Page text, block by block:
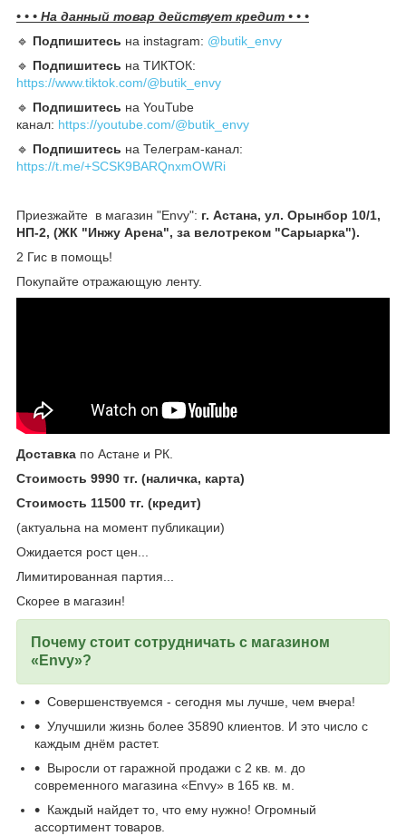
• • • На данный товар действует кредит • • •
🔹️ Подпишитесь на instagram: @butik_envy
🔹️ Подпишитесь на ТИКТОК:
https://www.tiktok.com/@butik_envy
🔹️ Подпишитесь на YouTube
канал: https://youtube.com/@butik_envy
🔹️ Подпишитесь на Телеграм-канал:
https://t.me/+SCSK9BARQnxmOWRi
Приезжайте в магазин "Envy": г. Астана, ул. Орынбор 10/1,
НП-2, (ЖК "Инжу Арена", за велотреком "Сарыарка").
2 Гис в помощь!
Покупайте отражающую ленту.
Доставка по Астане и РК.
Стоимость 9990 тг. (наличка, карта)
Стоимость 11500 тг. (кредит)
(актуальна на момент публикации)
Ожидается рост цен...
Лимитированная партия...
Скорее в магазин!
Почему стоит сотрудничать с магазином
«Envy»?
Совершенствуемся - сегодня мы лучше, чем вчера!
Улучшили жизнь более 35890 клиентов. И это число с
каждым днём растет.
Выросли от гаражной продажи с 2 кв. м. до
современного магазина «Envy» в 165 кв. м.
Каждый найдет то, что ему нужно! Огромный
ассортимент товаров.